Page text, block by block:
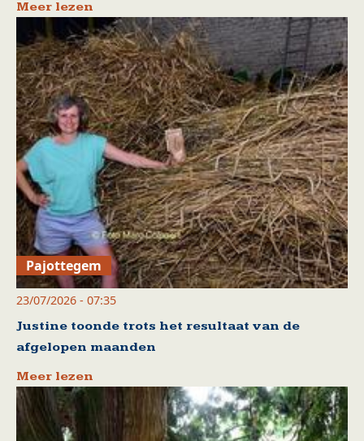
Meer lezen
Pajottegem
23/07/2026 - 07:35
Justine toonde trots het resultaat van de
afgelopen maanden
Meer lezen